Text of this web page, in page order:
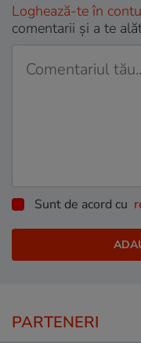
Loghează-te în
comentarii și a te
Sunt de acord cu
PARTENERI